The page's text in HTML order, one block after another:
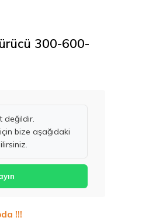
300-600-
değildir.
bize aşağıdaki
!!!